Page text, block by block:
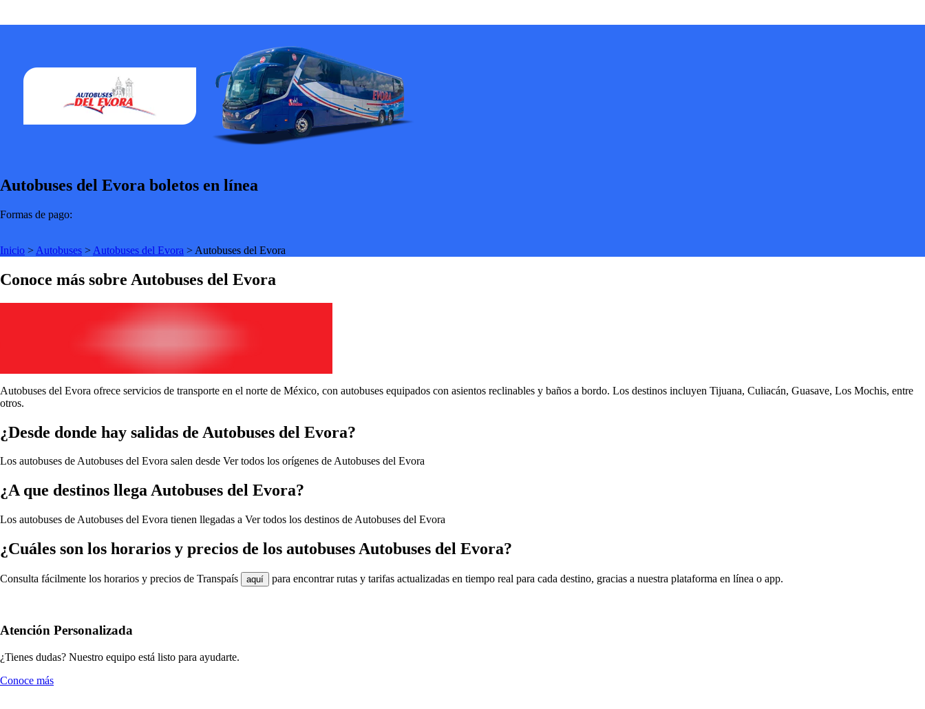
Autobuses del Evora boletos en línea
Formas de pago:
Inicio > Autobuses > Autobuses del Evora > Autobuses del Evora
Conoce más sobre Autobuses del Evora
Autobuses del Evora ofrece servicios de transporte en el norte de México, con autobuses equipados con asientos reclinables y baños a bordo. Los destinos incluyen Tijuana, Culiacán, Guasave, Los Mochis, entre
otros.
¿Desde donde hay salidas de Autobuses del Evora?
Los autobuses de Autobuses del Evora salen desde Ver todos los orígenes de Autobuses del Evora
¿A que destinos llega Autobuses del Evora?
Los autobuses de Autobuses del Evora tienen llegadas a Ver todos los destinos de Autobuses del Evora
¿Cuáles son los horarios y precios de los autobuses Autobuses del Evora?
Consulta fácilmente los horarios y precios de Transpaís aquí para encontrar rutas y tarifas actualizadas en tiempo real para cada destino, gracias a nuestra plataforma en línea o app.
Atención Personalizada
¿Tienes dudas? Nuestro equipo está listo para ayudarte.
Conoce más